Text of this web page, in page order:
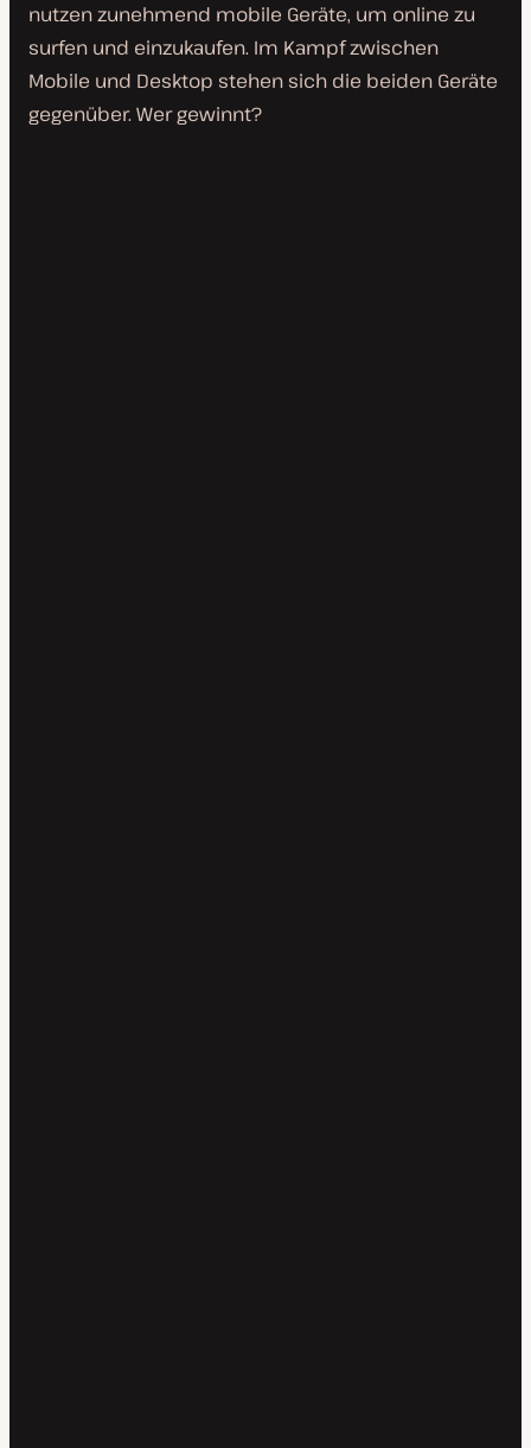
nutzen zunehmend mobile Geräte, um online zu
surfen und einzukaufen. Im Kampf zwischen
Mobile und Desktop stehen sich die beiden Geräte
gegenüber. Wer gewinnt?